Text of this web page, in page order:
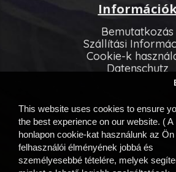
This website uses cookies to ensure
the best experience on our website. ( A
honlapon cookie-kat használunk az Ön
felhasználói élményének jobbá és
személyesebbé tételére, melyek
Bemutatkozás
Szállítási
Cookie-k
Datenschutz
Allgemeinen
Kapcsolatfelvétel
Oldaltérkép
Egyéb